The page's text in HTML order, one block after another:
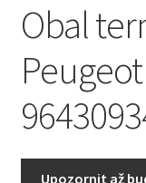
Pokladna
Reklamační
Reklamační řád
Obal
Upozornit až